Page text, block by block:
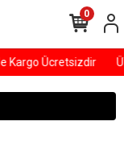
Ücretsizdir
0